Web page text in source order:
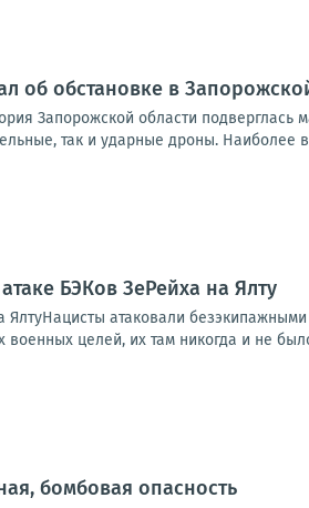
об обстановке в
Запорожской области
так и ударные дроны. Наиболее
БЭКов ЗеРейха на Ялту
ЯлтуНацисты атаковали
военных целей, их там никогда и не
бомбовая опасность